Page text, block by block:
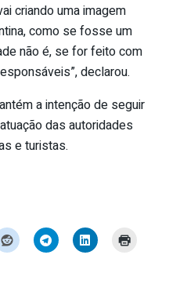
criando uma imagem
como se fosse um
não é, se for feito com
declarou.
a intenção de seguir
das autoridades
e turistas.